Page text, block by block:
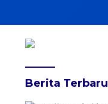
Berita Terbaru